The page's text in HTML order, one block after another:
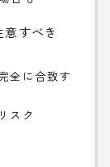
すべき
全に合致す
スク